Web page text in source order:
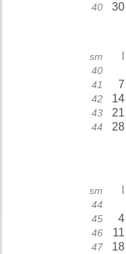
40 30
sm
40
41 7
42 14
43 21
44 28
sm
44
45 4
46 11
47 18